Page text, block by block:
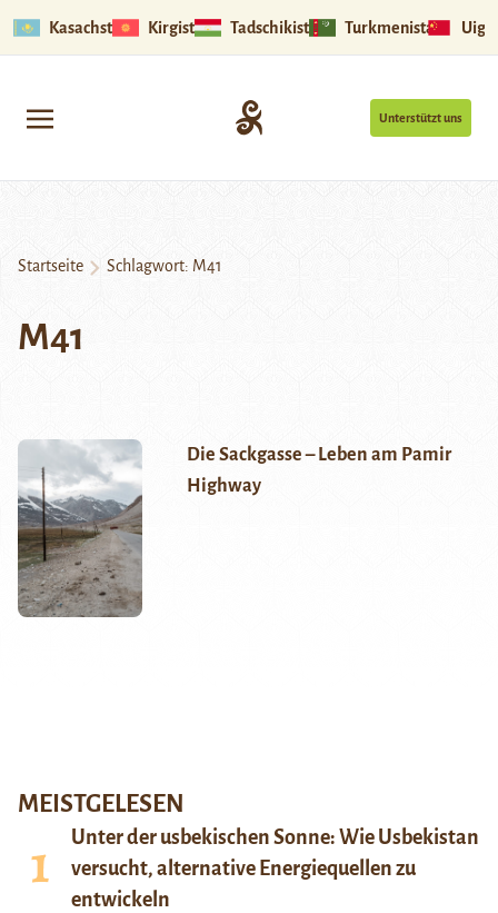
Kasachstan Kirgistan Tadschikistan Turkmenistan
Unterstützt uns
Startseite Schlagwort: M41
M41
Die Sackgasse – Leben am Pamir
Highway
MEISTGELESEN
Unter der usbekischen Sonne: Wie Usbekistan
versucht, alternative Energiequellen zu
entwickeln